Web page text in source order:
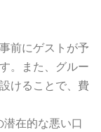
前にゲストが予
。また、グルー
けることで、費
在的な悪い口